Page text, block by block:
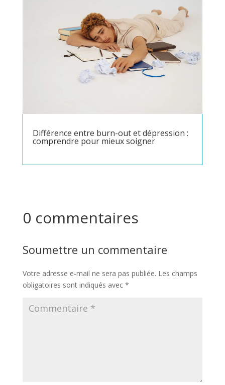
Différence entre burn-out et dépression :
comprendre pour mieux soigner
0 commentaires
Soumettre un commentaire
Votre adresse e-mail ne sera pas publiée. Les champs
obligatoires sont indiqués avec *